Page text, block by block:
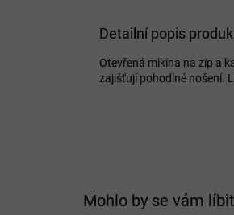
Mohlo by se vám líbit
Detailní popis
Otevřená mikina na zip a
zajišťují pohodlné nošení.